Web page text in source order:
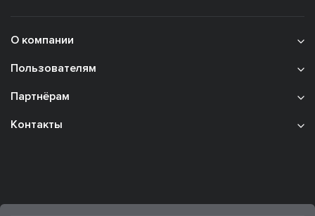
О компании
Пользователям
Партнёрам
Контакты